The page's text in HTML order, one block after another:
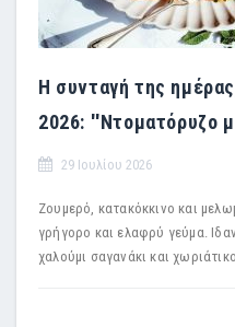
Η συνταγή της
2026: ''Ντοματόρυζο
29 Ιουλίου 2026
Ζουμερό, κατακόκκινο και
γρήγορο και ελαφρύ γεύμα.
χαλούμι σαγανάκι και